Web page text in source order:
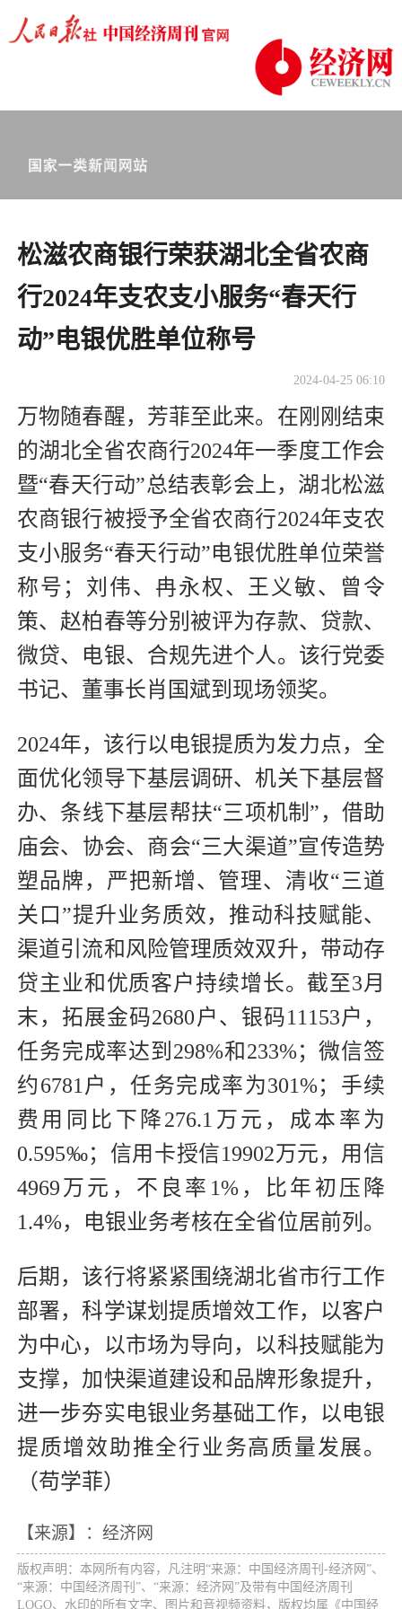
松滋农商银行荣获湖北全省农商
行2024年支农支小服务“春天行
动”电银优胜单位称号
2024-04-25 06:10
万物随春醒，芳菲至此来。在刚刚结束
的湖北全省农商行2024年一季度工作会
暨“春天行动”总结表彰会上，湖北松滋
农商银行被授予全省农商行2024年支农
支小服务“春天行动”电银优胜单位荣誉
称号；刘伟、冉永权、王义敏、曾令
策、赵柏春等分别被评为存款、贷款、
微贷、电银、合规先进个人。该行党委
书记、董事长肖国斌到现场领奖。
2024年，该行以电银提质为发力点，全
面优化领导下基层调研、机关下基层督
办、条线下基层帮扶“三项机制”，借助
庙会、协会、商会“三大渠道”宣传造势
塑品牌，严把新增、管理、清收“三道
关口”提升业务质效，推动科技赋能、
渠道引流和风险管理质效双升，带动存
贷主业和优质客户持续增长。截至3月
末，拓展金码2680户、银码11153户，
任务完成率达到298%和233%；微信签
约6781户，任务完成率为301%；手续
费用同比下降276.1万元，成本率为
0.595‰；信用卡授信19902万元，用信
4969万元，不良率1%，比年初压降
1.4%，电银业务考核在全省位居前列。
后期，该行将紧紧围绕湖北省市行工作
部署，科学谋划提质增效工作，以客户
为中心，以市场为导向，以科技赋能为
支撑，加快渠道建设和品牌形象提升，
进一步夯实电银业务基础工作，以电银
提质增效助推全行业务高质量发展。
（苟学菲）
【来源】：经济网
版权声明：本网所有内容，凡注明“来源：中国经济周刊-经济网”、
“来源：中国经济周刊”、“来源：经济网”及带有中国经济周刊
LOGO、水印的所有文字、图片和音视频资料，版权均属《中国经